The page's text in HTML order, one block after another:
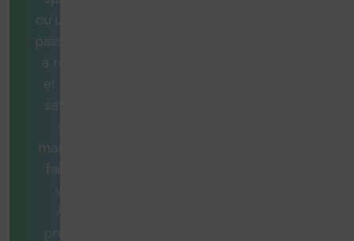
ou une tâche
passionnante
à résoudre
et vous ne
savez pas
quelle
machine est
faite pour
vous ?
Aucun
problème.